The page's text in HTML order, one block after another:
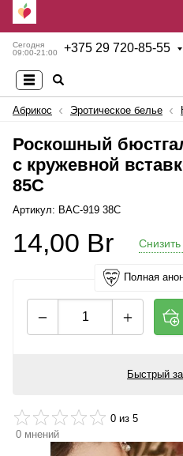
Сегодня
09:00-21:00
+375 29 720-85-55
Абрикос Эротическое белье
Роскошный
с кружевной
85C
Артикул: BAC-919 38C
14,00 Br
Полная
Быстрый
0 из 5
0 мнений